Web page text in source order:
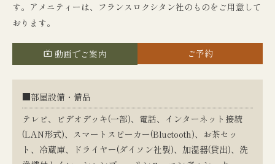
す。アメニティーは、フランスロクシタン社のものをご用意して
おります。
動画でご案内 ご予約
■部屋設備・備品
テレビ、ビデオデッキ(一部)、電話、インターネット接続
(LAN形式)、スマートスピーカー(Bluetooth)、お茶セッ
ト、冷蔵庫、ドライヤー(ダイソン社製)、加湿器(貸出)、洗